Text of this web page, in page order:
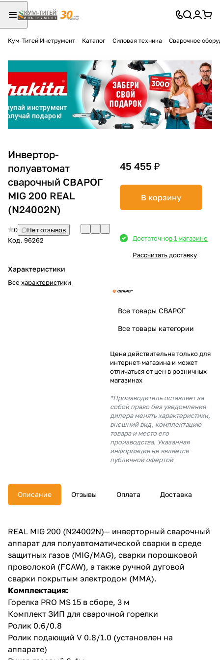
Кум-Тигей Инструмент Каталог Силовая техника Сварочное
Инвертор-
полуавтомат
сварочный СВАРОГ
MIG 200 REAL
(N24002N)
0
Нет отзывов
Код. 96262
Характеристики
Все характеристики
45 455 ₽
В корзину
Достаточнов 1 магазине
Рассчитать доставку
Все товары СВАРОГ
Все товары категории
Цена действительна только для
интернет-магазина и может
отличаться от цен в розничных
магазинах
*Производитель оставляет за
собой право без уведомления
дилера менять характеристики,
внешний вид, комплектацию
товара и место его
производства. Указанная
информация не является
публичной офертой
Описание Отзывы Оплата Доставка
REAL MIG 200 (N24002N)— инверторный сварочный
аппарат для полуавтоматической сварки в среде
защитных газов (MIG/MAG), сварки порошковой
проволокой (FCAW), а также ручной дуговой
сварки покрытым электродом (ММА).
Комплектация:
Горелка PRO MS 15 в сборе, 3 м
Комплект ЗИП для сварочной горелки
Ролик 0.6/0.8
Ролик подающий V 0.8/1.0 (установлен на
аппарате)
Разбейте
оплатуна части
без переплат
График платежей
Сегодня
25%
Добавляйте товары
Оплачивайте сегодня только
% картой любого банка
% будут
с вашей карты
раз в 2